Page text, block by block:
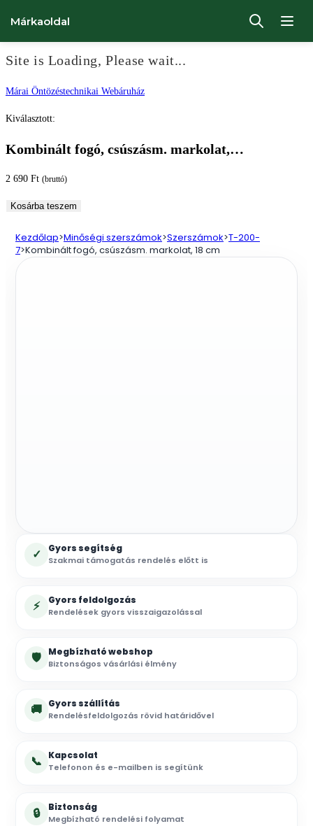
Site is Loading, Please wait...
Ugrás
Márai Öntözéstechnikai Webáruház
Márkaoldal
Kiválasztott:
Kombinált fogó, csúszásm. markolat,…
2 690 Ft (bruttó)
Kombinált
csúszásm.
markolat,
Kosárba teszem
Kezdőlap>Minőségi szerszámok>Szerszámok>T-200-
7>Kombinált fogó, csúszásm. markolat, 18 cm
✓ Gyors segítség
Szakmai támogatás rendelés előtt is
⚡ Gyors feldolgozás
Rendelések gyors visszaigazolással
🛡 Megbízható webshop
Biztonságos vásárlási élmény
🚚 Gyors szállítás
Rendelésfeldolgozás rövid határidővel
📞 Kapcsolat
Telefonon és e-mailben is segítünk
🔒 Biztonság
Megbízható rendelési folyamat